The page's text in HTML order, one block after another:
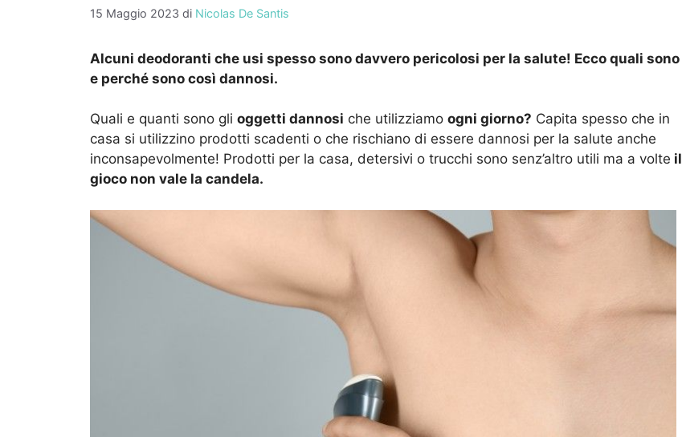
15 Maggio 2023 di Nicolas De Santis
Alcuni deodoranti che usi spesso sono davvero pericolosi per la salute! Ecco quali sono
e perché sono così dannosi.
Quali e quanti sono gli oggetti dannosi che utilizziamo ogni giorno? Capita spesso che in
casa si utilizzino prodotti scadenti o che rischiano di essere dannosi per la salute anche
inconsapevolmente! Prodotti per la casa, detersivi o trucchi sono senz’altro utili ma a volte il
gioco non vale la candela.